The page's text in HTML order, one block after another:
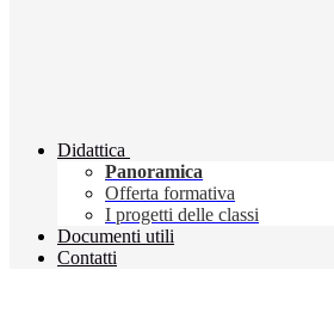
Didattica
Panoramica
Offerta formativa
I progetti delle classi
Documenti utili
Contatti